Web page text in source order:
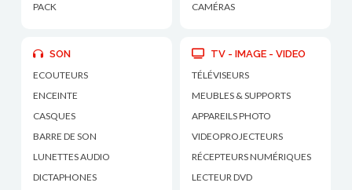
PACK
CAMÉRAS
SON
ECOUTEURS
ENCEINTE
CASQUES
BARRE DE SON
LUNETTES AUDIO
DICTAPHONES
TV - IMAGE - VIDEO
TÉLÉVISEURS
MEUBLES & SUPPORTS
APPAREILS PHOTO
VIDEOPROJECTEURS
RÉCEPTEURS NUMÉRIQUES
LECTEUR DVD